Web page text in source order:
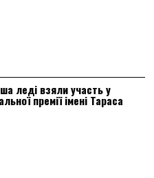
леді взяли участь у
премії імені Тараса